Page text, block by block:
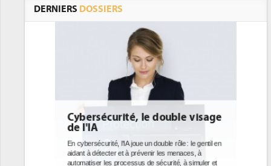
DERNIERS DOSSIERS
DEE: l'efficacité énergétique
bientôt une obligation pour les
datacenters
Des datacenters plus durables et plus efficaces, c'est
ce que recherchent les pouvoirs publics européens